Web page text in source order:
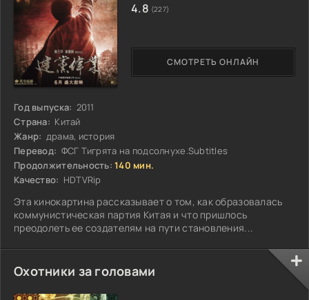
Год выпуска: 2011
Страна: Китай
Жанр: драма, история
Перевод: ФСГ Тигрята на подсолнухе.Subtitles
Продолжительность: 140 мин.
Качество: HDTVRip
Эта кинокартина рассказывает о том, как образовалась
коммунистическая партия Китая и что пришлось
преодолеть ее создателям на пути становления...
СМОТРЕТЬ ОНЛАЙН
4.8 (227)
Охотники за головами